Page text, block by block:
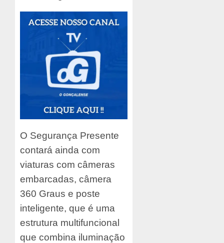
O Segurança Presente
contará ainda com
viaturas com câmeras
embarcadas, câmera
360 Graus e poste
inteligente, que é uma
estrutura multifuncional
que combina iluminação